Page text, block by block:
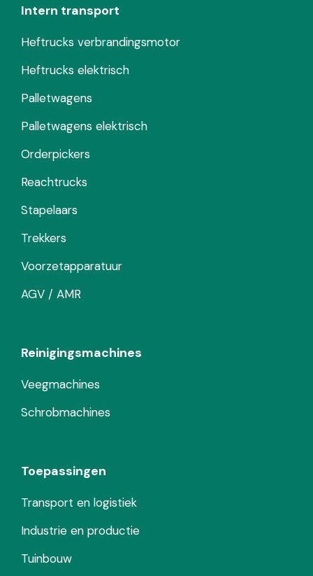
Intern transport
Heftrucks verbrandingsmotor
Heftrucks elektrisch
Palletwagens
Palletwagens elektrisch
Orderpickers
Reachtrucks
Stapelaars
Trekkers
Voorzetapparatuur
AGV / AMR
Reinigingsmachines
Veegmachines
Schrobmachines
Toepassingen
Transport en logistiek
Industrie en productie
Tuinbouw